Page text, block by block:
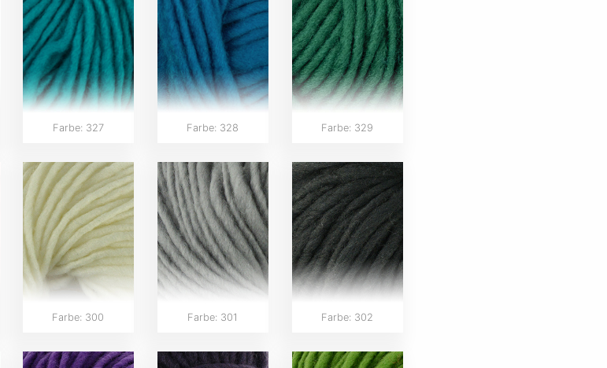
Farbe: 327 Farbe: 328 Farbe: 329
Farbe: 300 Farbe: 301 Farbe: 302